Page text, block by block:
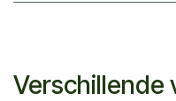
Verschillende